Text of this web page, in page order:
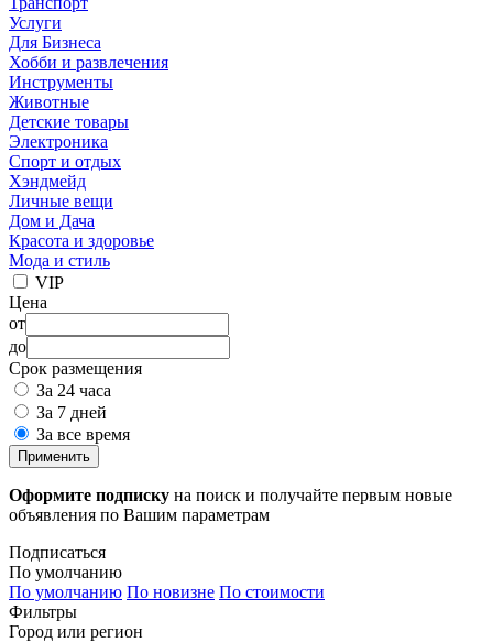
Услуги
Для Бизнеса
Хобби и развлечения
Инструменты
Животные
Детские товары
Электроника
Спорт и отдых
Хэндмейд
Личные вещи
Дом и Дача
Красота и здоровье
Мода и стиль
VIP
Цена
от
до
Срок размещения
За 24 часа
За 7 дней
За все время
Применить
Оформите подписку на поиск и получайте первым новые
объявления по Вашим параметрам
Подписаться
По умолчанию
По умолчанию По новизне По стоимости
Фильтры
Город или регион